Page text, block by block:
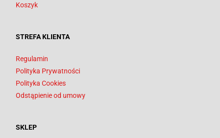
Koszyk
STREFA KLIENTA
Regulamin
Polityka Prywatności
Polityka Cookies
Odstąpienie od umowy
SKLEP